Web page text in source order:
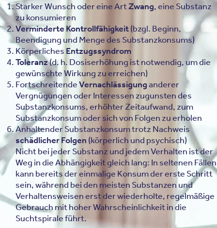
Starker Wunsch oder eine ArtZwang, eine Substanz
zu konsumieren
Verminderte Kontrollfähigkeit(bzgl. Beginn,
Beendigung und Menge des Substanzkonsums)
Körperliches Entzugssyndrom
Toleranz(d. h. Dosiserhöhung ist notwendig, um die
gewünschte Wirkung zu erreichen)
FortschreitendeVernachlässigunganderer
Vergnügungen oder Interessen zugunsten des
Substanzkonsums, erhöhter Zeitaufwand, zum
Substanzkonsum oder sich von Folgen zu erholen
Anhaltender Substanzkonsum trotz Nachweis
schädlicher Folgen (körperlich und psychisch)
Nicht bei jeder Substanz und jedem Verhalten ist der
Weg in die Abhängigkeit gleich lang: In seltenen Fällen
kann bereits der einmalige Konsum der erste Schritt
sein, während bei den meisten Substanzen und
Verhaltensweisen erst der wiederholte, regelmäßige
Gebrauch mit hoher Wahrscheinlichkeit in die
Suchtspirale führt.